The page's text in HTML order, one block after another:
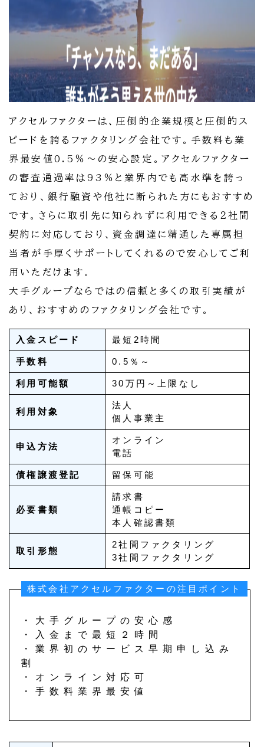
アクセルファクターは、圧倒的企業規模と圧倒的ス
ピードを誇るファクタリング会社です。手数料も業
界最安値0.5％～の安心設定。アクセルファクター
の審査通過率は93％と業界内でも高水準を誇っ
ており、銀行融資や他社に断られた方にもおすすめ
です。さらに取引先に知られずに利用できる２社間
契約に対応しており、資金調達に精通した専属担
当者が手厚くサポートしてくれるので安心してご利
用いただけます。
大手グループならではの信頼と多くの取引実績が
あり、おすすめのファクタリング会社です。
入金スピード 最短2時間
手数料 0.5％～
利用可能額 30万円～上限なし
利用対象
法人
個人事業主
申込方法
オンライン
電話
債権譲渡登記 留保可能
必要書類
請求書
通帳コピー
本人確認書類
取引形態
2社間ファクタリング
3社間ファクタリング
株式会社アクセルファクターの注目ポイント
・大手グループの安心感
・入金まで最短２時間
・業界初のサービス早期申し込み
割
・オンライン対応可
・手数料業界最安値